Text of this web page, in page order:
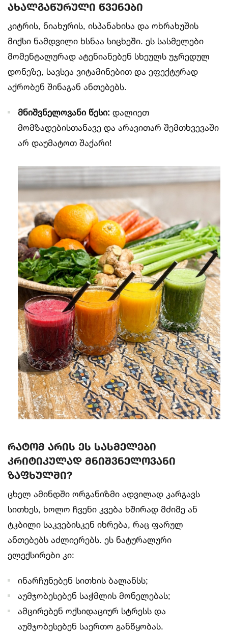
ახალგაწურული წვენები
კიტრის, ნიახურის, ისპანახისა და ოხრახუშის
მიქსი ნამდვილი ხსნაა სიცხეში. ეს სასმელები
მომენტალურად ატენიანებენ სხეულს უჯრედულ
დონეზე, სავსეა ვიტამინებით და ეფექტურად
აქრობენ შინაგან ანთებებს.
მნიშვნელოვანი წესი: დალიეთ
მომზადებისთანავე და არავითარ შემთხვევაში
არ დაუმატოთ შაქარი!
რატომ არის ეს სასმელები
კრიტიკულად მნიშვნელოვანი
ზაფხულში?
ცხელ ამინდში ორგანიზმი ადვილად კარგავს
სითხეს, ხოლო ჩვენი კვება ხშირად მძიმე ან
ტკბილი საკვებისკენ იხრება, რაც ფარულ
ანთებებს აძლიერებს. ეს ნატურალური
ელექსირები კი:
ინარჩუნებენ სითხის ბალანსს;
აუმჯობესებენ საჭმლის მონელებას;
ამცირებენ ოქსიდაციურ სტრესს და
აუმჯობესებენ საერთო განწყობას.